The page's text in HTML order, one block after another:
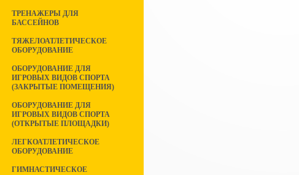
ТРЕНАЖЕРЫ ДЛЯ
БАССЕЙНОВ
ТЯЖЕЛОАТЛЕТИЧЕСКОЕ
ОБОРУДОВАНИЕ
ОБОРУДОВАНИЕ ДЛЯ
ИГРОВЫХ ВИДОВ СПОРТА
(ЗАКРЫТЫЕ ПОМЕЩЕНИЯ)
ОБОРУДОВАНИЕ ДЛЯ
ИГРОВЫХ ВИДОВ СПОРТА
(ОТКРЫТЫЕ ПЛОЩАДКИ)
ЛЕГКОАТЛЕТИЧЕСКОЕ
ОБОРУДОВАНИЕ
ГИМНАСТИЧЕСКОЕ